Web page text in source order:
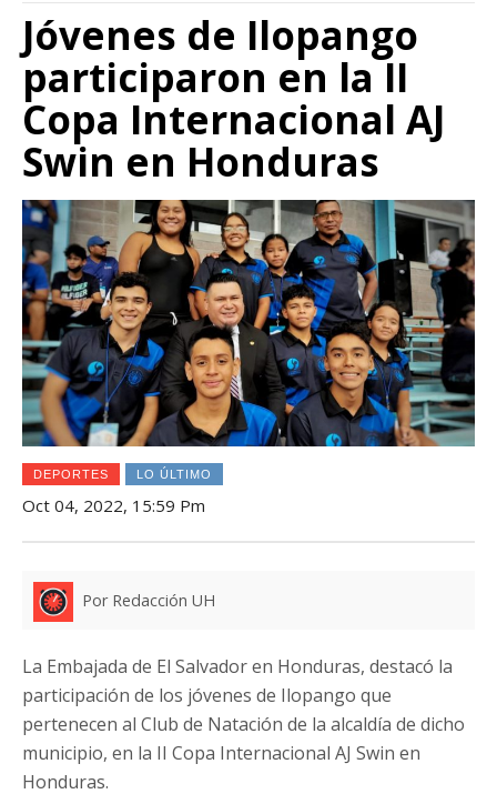
Jóvenes de Ilopango
participaron en la II
Copa Internacional AJ
Swin en Honduras
DEPORTES LO ÚLTIMO
Oct 04, 2022, 15:59 Pm
Por Redacción UH
La Embajada de El Salvador en Honduras, destacó la
participación de los jóvenes de Ilopango que
pertenecen al Club de Natación de la alcaldía de dicho
municipio, en la II Copa Internacional AJ Swin en
Honduras.